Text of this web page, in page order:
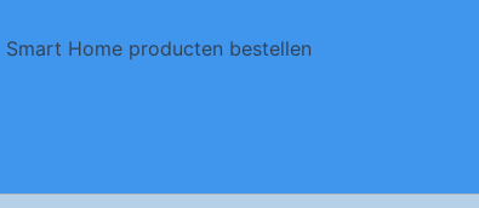
Smart Home producten bestellen